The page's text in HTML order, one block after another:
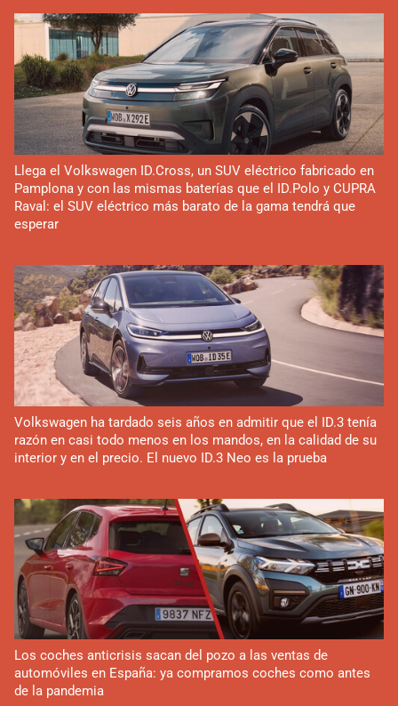
Llega el Volkswagen ID.Cross, un SUV eléctrico fabricado en
Pamplona y con las mismas baterías que el ID.Polo y CUPRA
Raval: el SUV eléctrico más barato de la gama tendrá que
esperar
Volkswagen ha tardado seis años en admitir que el ID.3 tenía
razón en casi todo menos en los mandos, en la calidad de su
interior y en el precio. El nuevo ID.3 Neo es la prueba
Los coches anticrisis sacan del pozo a las ventas de
automóviles en España: ya compramos coches como antes
de la pandemia